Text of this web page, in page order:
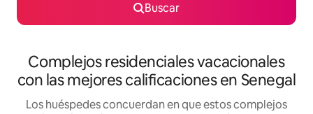
Buscar
Complejos residenciales vacacionales
con las mejores calificaciones en Senegal
Los huéspedes concuerdan en que estos complejos